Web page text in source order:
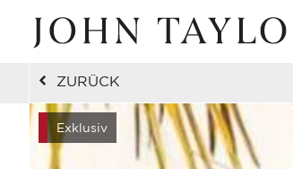
ZURÜCK
Exklusiv